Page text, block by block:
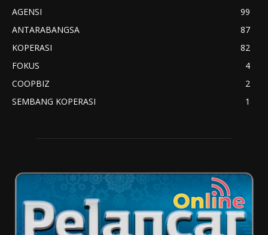
AGENSI
99
ANTARABANGSA
87
KOPERASI
82
FOKUS
4
COOPBIZ
2
SEMBANG KOPERASI
1